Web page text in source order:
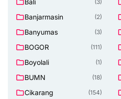
Bali (3)
Banjarmasin (2)
Banyumas (3)
BOGOR (111)
Boyolali (1)
BUMN (18)
Cikarang (154)